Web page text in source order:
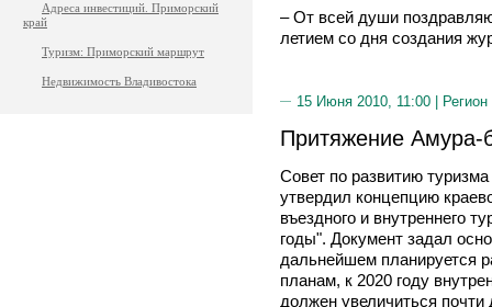
Адреса инвестиций. Приморский
край
Туризм: Приморский маршрут
Недвижимость Владивостока
– От всей души
летием со дня создания
15 Июня 2010, 11:00 |
Притяжение Амура-
Совет по развитию
утвердил концепцию
въездного и внутреннего
годы". Документ задал
дальнейшем планируется
планам, к 2020 году
должен увеличиться почти